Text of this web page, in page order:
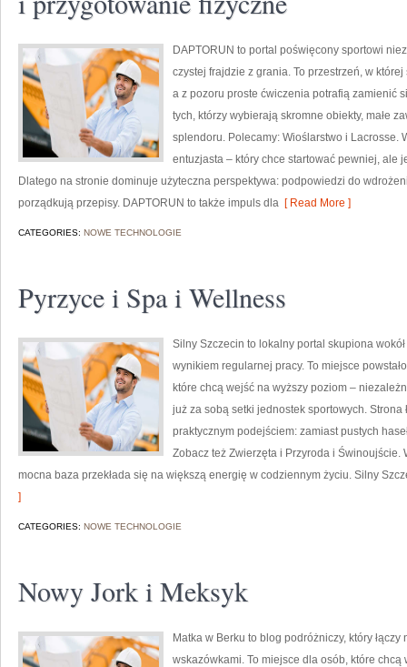
DAPTORUN to portal poświęcony sportowi
czystej frajdzie z grania. To przestrzeń, w
a z pozoru proste ćwiczenia potrafią zamienić
tych, którzy wybierają skromne obiekty, małe
splendoru. Polecamy: Wioślarstwo i Lacrosse.
entuzjasta – który chce startować pewniej, ale
Dlatego na stronie dominuje użyteczna perspektywa: podpowiedzi do
porządkują przepisy. DAPTORUN to także impuls dla [ Read More ]
CATEGORIES: NOWE TECHNOLOGIE
Pyrzyce i Spa i Wellness
Silny Szczecin to lokalny portal skupiona
wynikiem regularnej pracy. To miejsce
które chcą wejść na wyższy poziom –
już za sobą setki jednostek sportowych. Strona
praktycznym podejściem: zamiast pustych
Zobacz też Zwierzęta i Przyroda i Świnoujście.
mocna baza przekłada się na większą energię w codziennym życiu. Silny
]
CATEGORIES: NOWE TECHNOLOGIE
Nowy Jork i Meksyk
Matka w Berku to blog podróżniczy, który
wskazówkami. To miejsce dla osób, które